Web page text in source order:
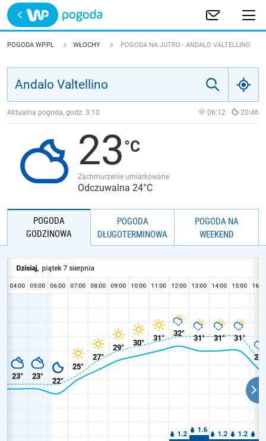
Trwa ładowanie
POLSKA
JAKOŚĆ POWIETRZA
POGODA WP.PL WŁOCHY POGODA NA JUTRO - ANDALO VALTELLINO
Aktualna pogoda, godz. 3:10 06:12 20:46
23
Zachmurzenie umiarkowane
Odczuwalna 24°C
POGODA
GODZINOWA
POGODA
DŁUGOTERMINOWA
POGODA NA
WEEKEND